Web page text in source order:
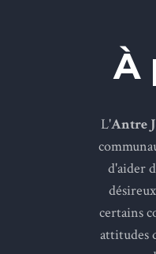
À
L'Antre
d'aider
certains
attitudes